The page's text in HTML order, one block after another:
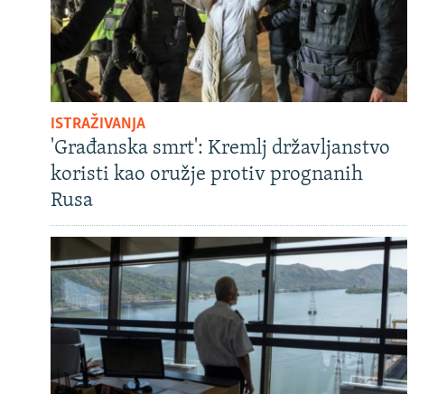
ISTRAŽIVANJA
'Građanska smrt': Kremlj državljanstvo
koristi kao oružje protiv prognanih
Rusa